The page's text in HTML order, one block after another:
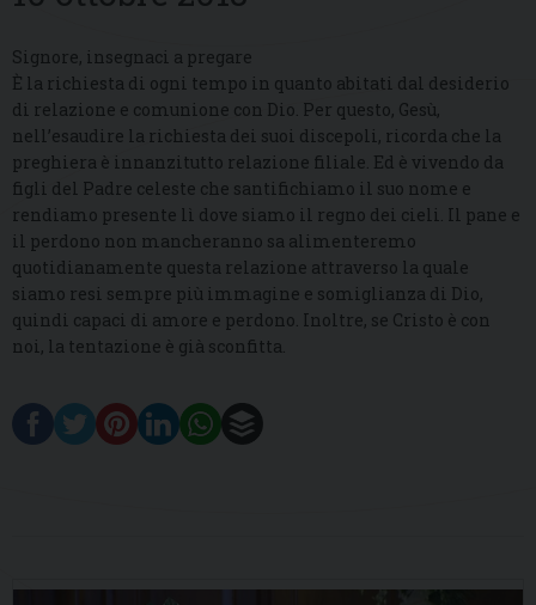
Signore, insegnaci a pregare
È la richiesta di ogni tempo in quanto abitati dal desiderio
di relazione e comunione con Dio. Per questo, Gesù,
nell’esaudire la richiesta dei suoi discepoli, ricorda che la
preghiera è innanzitutto relazione filiale. Ed è vivendo da
figli del Padre celeste che santifichiamo il suo nome e
rendiamo presente lì dove siamo il regno dei cieli. Il pane e
il perdono non mancheranno sa alimenteremo
quotidianamente questa relazione attraverso la quale
siamo resi sempre più immagine e somiglianza di Dio,
quindi capaci di amore e perdono. Inoltre, se Cristo è con
noi, la tentazione è già sconfitta.